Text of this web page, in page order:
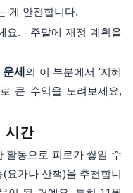
게 안전합니다.
요. - 주말에 재정 계획을
세 의 이 부분에서 '지혜
큰 수익을 노려보세요,
시간
활동으로 피로가 쌓일 수
요가나 산책)을 추천합니